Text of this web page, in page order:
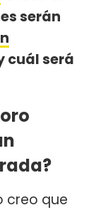
serán
cuál será
creo que